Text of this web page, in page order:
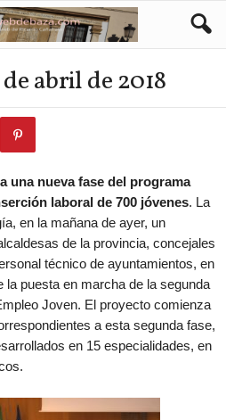
abril de 2018
una nueva fase del programa
laboral de 700 jóvenes. La
en la mañana de ayer, un
de la provincia, concejales
técnico de ayuntamientos, en
la puesta en marcha de la segunda
Joven. El proyecto comienza
a esta segunda fase,
en 15 especialidades, en